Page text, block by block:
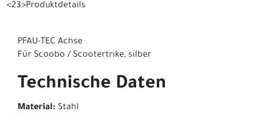
<23>Produktdetails
PFAU-TEC Achse
Für Scoobo / Scootertrike, silber
Technische Daten
Material: Stahl